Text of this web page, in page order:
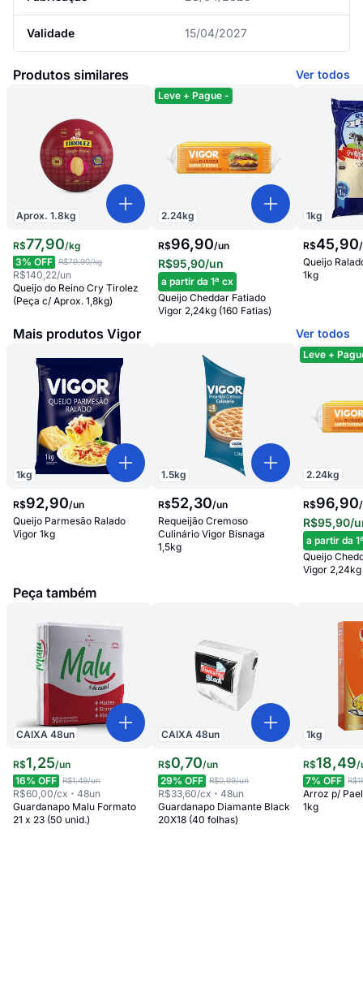
Validade 15/04/2027
Produtos similares Ver todos
Aprox. 1.8kg
R$77,90/kg
3% OFF R$79,90/kg
R$140,22/un
Queijo do Reino Cry Tirolez
(Peça c/ Aprox. 1,8kg)
2.24kg
Leve + Pague -
R$96,90/un
R$95,90/un
a partir da 1ª cx
Queijo Cheddar Fatiado
Vigor 2,24kg (160 Fatias)
1kg
R$45,90/
Queijo
1kg
Mais produtos Vigor Ver todos
1kg
R$92,90/un
Queijo Parmesão Ralado
Vigor 1kg
1.5kg
R$52,30/un
Requeijão Cremoso
Culinário Vigor Bisnaga
1,5kg
2.24kg
Leve +
R$96,90/
R$95,90/
a partir da
Queijo
Vigor
Peça também
CAIXA 48un
R$1,25/un
16% OFF R$1,49/un
R$60,00/cx 48un
Guardanapo Malu Formato
21 x 23 (50 unid.)
CAIXA48un
R$0,70/un
29% OFF R$0,99/un
R$33,60/cx 48un
Guardanapo Diamante Black
20X18 (40 folhas)
1kg
R$18,49/
7% OFF
Arroz p/
1kg